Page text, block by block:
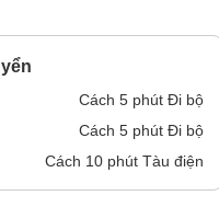
Cách 5phút Đi bộ
Cách 5phút Đi bộ
Cách 10phút Tàu điện